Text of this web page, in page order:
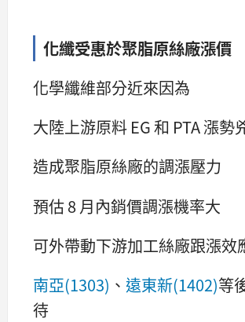
化纖受惠於聚脂原絲廠漲價
化學纖維部分近來因為
大陸上游原料 EG 和 PTA 漲勢
造成聚脂原絲廠的調漲壓力
預估 8 月內銷價調漲機率大
可外帶動下游加工絲廠跟漲效
南亞(1303) 、 遠東新(1402)等
待